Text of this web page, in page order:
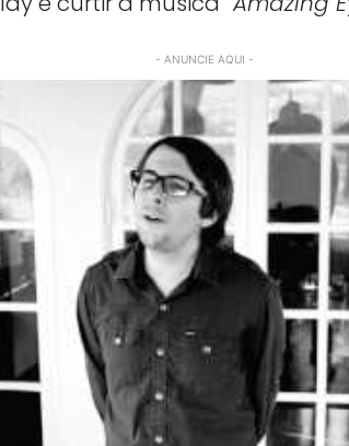
- ANUNCIE AQUI -